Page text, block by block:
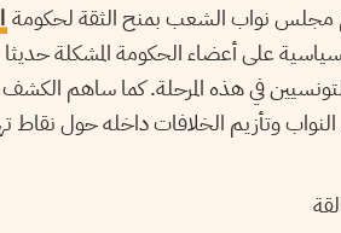
مجلس نواب الشعب بمنح الثقة لحكومة
على أعضاء الحكومة المشكلة
في هذه المرحلة. كما ساهم
وتأزيم الخلافات داخله حول نقاط تهم